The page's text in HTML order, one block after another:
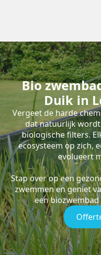
Bio
Duik in
Vergeet de harde
dat natuurlijk
biologische filters.
ecosysteem op zich,
evolueert
Stap over op een
zwemmen en geniet
een